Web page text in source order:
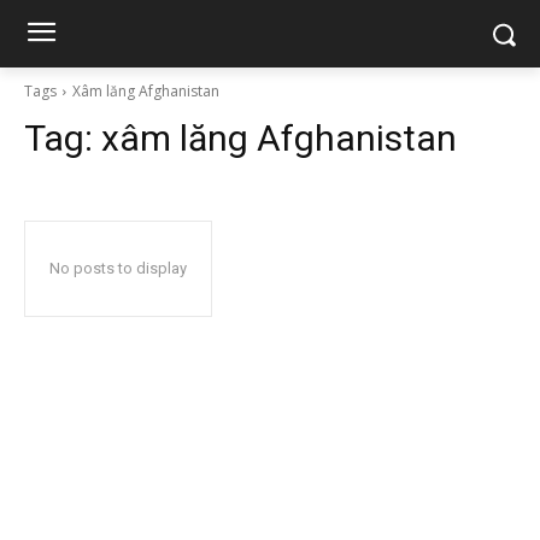
Tags Xâm lăng Afghanistan
Tag: xâm lăng Afghanistan
No posts to display